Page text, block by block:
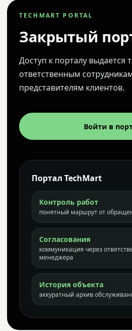
TECHMART PORTAL
Закрытый
Доступ к порталу выдается
ответственным
представителям клиентов.
Войти в
Портал TechMart
Контроль работ
понятный маршрут от
Согласования
коммуникация через
менеджера
История объекта
аккуратный архив